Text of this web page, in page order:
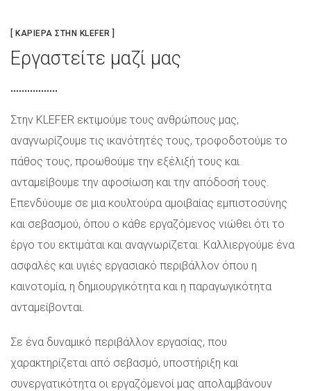
[ ΚΑΡΙΕΡΑ ΣΤΗΝ KLEFER ]
Εργαστείτε μαζί μας
Στην KLEFER εκτιμούμε τους ανθρώπους μας,
αναγνωρίζουμε τις ικανότητές τους, τροφοδοτούμε το
πάθος τους, προωθούμε την εξέλιξή τους και
ανταμείβουμε την αφοσίωση και την απόδοσή τους.
Επενδύουμε σε μια κουλτούρα αμοιβαίας εμπιστοσύνης
και σεβασμού, όπου ο κάθε εργαζόμενος νιώθει ότι το
έργο του εκτιμάται και αναγνωρίζεται. Καλλιεργούμε ένα
ασφαλές και υγιές εργασιακό περιβάλλον όπου η
καινοτομία, η δημιουργικότητα και η παραγωγικότητα
ανταμείβονται.
Σε ένα δυναμικό περιβάλλον εργασίας, που
χαρακτηρίζεται από σεβασμό, υποστήριξη και
συνεργατικότητα οι εργαζόμενοί μας απολαμβάνουν